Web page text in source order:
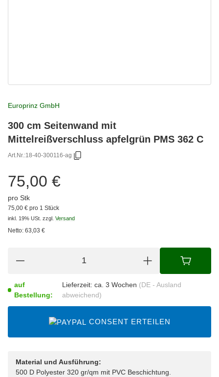
Europrinz GmbH
300 cm Seitenwand mit
Mittelreißverschluss apfelgrün PMS 362 C
Art.Nr.:18-40-300116-ag
75,00 €
pro Stk
75,00 € pro 1 Stück
inkl. 19% USt. zzgl. Versand
Netto: 63,03 €
auf
Bestellung:
Lieferzeit: ca. 3 Wochen (DE - Ausland
abweichend)
CONSENT ERTEILEN
Material und Ausführung:
500 D Polyester 320 gr/qm mit PVC Beschichtung.